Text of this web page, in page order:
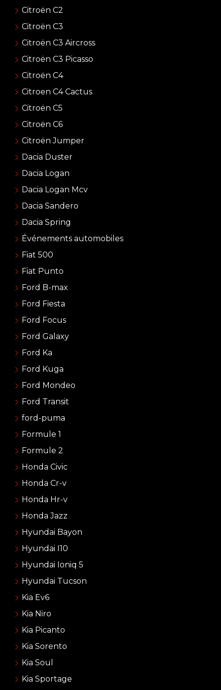
Citroën C2
Citroën C3
Citroën C3 Aircross
Citroën C3 Picasso
Citroën C4
Citroen C4 Cactus
Citroën C5
Citroën C6
Citroën Jumper
Dacia Duster
Dacia Logan
Dacia Logan Mcv
Dacia Sandero
Dacia Spring
Événements automobiles
Fiat 500
Fiat Punto
Ford B-max
Ford Fiesta
Ford Focus
Ford Galaxy
Ford Ka
Ford Kuga
Ford Mondeo
Ford Transit
ford-puma
Formule 1
Formule 2
Honda Civic
Honda Cr-v
Honda Hr-v
Honda Jazz
Hyundai Bayon
Hyundai I10
Hyundai Ioniq 5
Hyundai Tucson
Kia Ev6
Kia Niro
Kia Picanto
Kia Sorento
Kia Soul
Kia Sportage